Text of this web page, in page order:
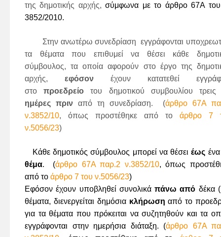
της δημοτικής αρχής,σύμφωνα με το άρθρο 67Α
3852/2010.
Στην ανωτέρωσυνεδρίαση εγγράφονται
τα θέματα που επιθυμεί να θέσει κάθε
σύμβουλος, τα οποία αφορούν στο έργο της
αρχής, εφόσον έχουν κατατεθεί
στοπροεδρείο του δημοτικού συμβουλίου τρεις
ημέρες πριν από τη συνεδρίαση. (άρθρο 67Α
ν.3852/10, όπως προστέθηκε από το άρθρο 7
ν.5056/23)
Κάθε δημοτικός σύμβουλος μπορεί να θέσειέως
θέμα. (άρθρο 67Α παρ.2 ν.3852/10, όπως
από το άρθρο 7 του ν.5056/23)
Εφόσον έχουν υποβληθεί συνολικάπάνω από δέκα (
θέματα, διενεργείται δημόσια κλήρωση από το
για τα θέματα που πρόκειται να συζητηθούν και τα
εγγράφονται στην ημερήσια διάταξη. (άρθρο 67Α